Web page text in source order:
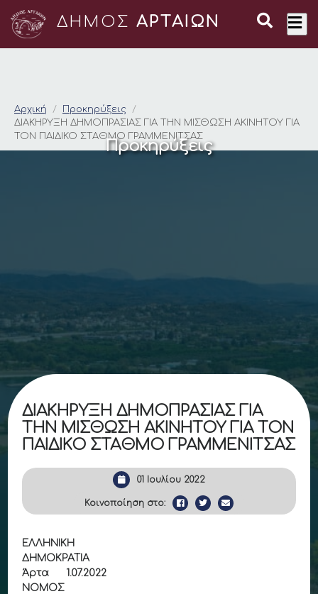
ΔΗΜΟΣ ΑΡΤΑΙΩΝ
ΔΙΑΚΗΡΥΞΗ
Αρχική
Προκηρύξεις
ΔΙΑΚΗΡΥΞΗ ΔΗΜΟΠΡΑΣΙΑΣ ΓΙΑ ΤΗΝ ΜΙΣΘΩΣΗ ΑΚΙΝΗΤΟΥ ΓΙΑ
ΤΟΝ ΠΑΙΔΙΚΟ ΣΤΑΘΜΟ ΓΡΑΜΜΕΝΙΤΣΑΣ
Προκηρύξεις
ΔΙΑΚΗΡΥΞΗ ΔΗΜΟΠΡΑΣΙΑΣ ΓΙΑ
ΤΗΝ ΜΙΣΘΩΣΗ ΑΚΙΝΗΤΟΥ ΓΙΑ ΤΟΝ
ΠΑΙΔΙΚΟ ΣΤΑΘΜΟ ΓΡΑΜΜΕΝΙΤΣΑΣ
01 Ιουλίου 2022
Κοινοποίηση στο:
ΕΛΛΗΝΙΚΗ
ΔΗΜΟΚΡΑΤΙΑ
Άρτα 1.07.2022
ΝΟΜΟΣ